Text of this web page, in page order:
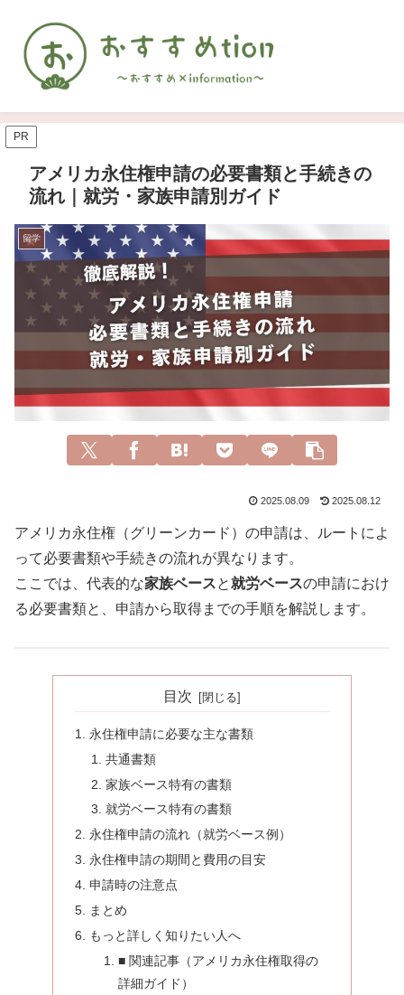
PR
アメリカ永住権申請の必要書類と手続きの
流れ｜就労・家族申請別ガイド
留学
2025.08.09 2025.08.12
アメリカ永住権（グリーンカード）の申請は、ルートによ
って必要書類や手続きの流れが異なります。
ここでは、代表的な家族ベースと就労ベースの申請におけ
る必要書類と、申請から取得までの手順を解説します。
目次
永住権申請に必要な主な書類
共通書類
家族ベース特有の書類
就労ベース特有の書類
永住権申請の流れ（就労ベース例）
永住権申請の期間と費用の目安
申請時の注意点
まとめ
もっと詳しく知りたい人へ
■ 関連記事（アメリカ永住権取得の
詳細ガイド）